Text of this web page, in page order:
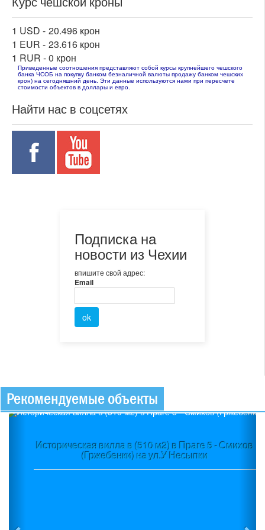
1 USD - 20.496 крон
1 EUR - 23.616 крон
1 RUR -0 крон
Приведенные соотношения представляют собой курсы крупнейшего чешского
банка ЧСОБ на покупку банком безналичной валюты продажу банком чешских
крон) на сегодняшний день. Эти данные используются нами при пересчете
стоимости объектов в доллары и евро.
Найти нас в соцсетях
Подписка на
новости из Чехии
впишите свой адрес:
Email
Рекомендуемые объекты
Историческая вилла в (510 м2) в Праге 5 - Смихов
(Гржебенки) на ул.У Несыпки
Previous